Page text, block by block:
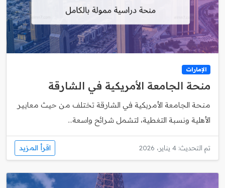
الإمارات
منحة الجامعة الأمريكية في الشارقة
منحة الجامعة الأمريكية في الشارقة تختلف من حيث معايير
الأهلية ونسبة التغطية، لتشمل شرائح واسعة...
تم التحديث: 4 يناير، 2026 اقرأ المزيد